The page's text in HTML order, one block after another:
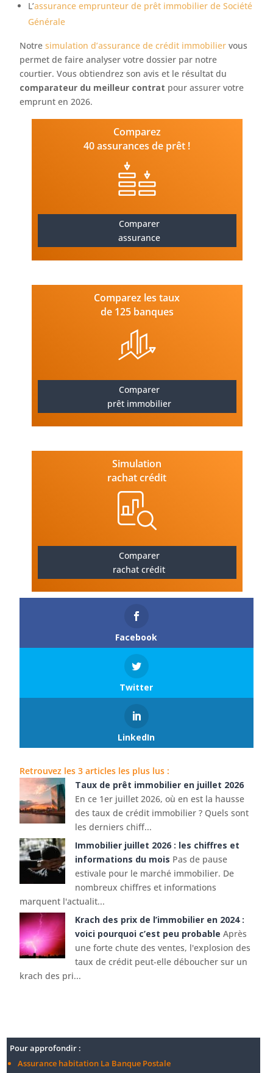
L’assurance emprunteur de prêt immobilier de Société
Générale
Notresimulation d’assurance de crédit immobilier vous
permet de faire analyser votre dossier par notre
courtier. Vous obtiendrez son avis et le résultat du
comparateur du meilleur contrat pour assurer votre
emprunt en 2026.
Comparez
40 assurances de prêt !
Comparer
assurance
Comparez les taux
de 125 banques
Comparer
prêt immobilier
Simulation
rachat crédit
Comparer
rachat crédit
Facebook
Twitter
LinkedIn
Retrouvez les 3 articles les plus lus :
Taux de prêt immobilier en juillet 2026
En ce 1er juillet 2026, où en est la hausse
des taux de crédit immobilier ? Quels sont
les derniers chiff...
Immobilier juillet 2026 : les chiffres et
informations du mois Pas de pause
estivale pour le marché immobilier. De
nombreux chiffres et informations
marquent l'actualit...
Krach des prix de l’immobilier en 2024 :
voici pourquoi c’est peu probable Après
une forte chute des ventes, l'explosion des
taux de crédit peut-elle déboucher sur un
krach des pri...
Pour approfondir :
Assurance habitation La Banque Postale